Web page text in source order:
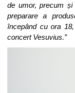
de umor,precum și
preparare a
începând cu ora
concert Vesuvius.”